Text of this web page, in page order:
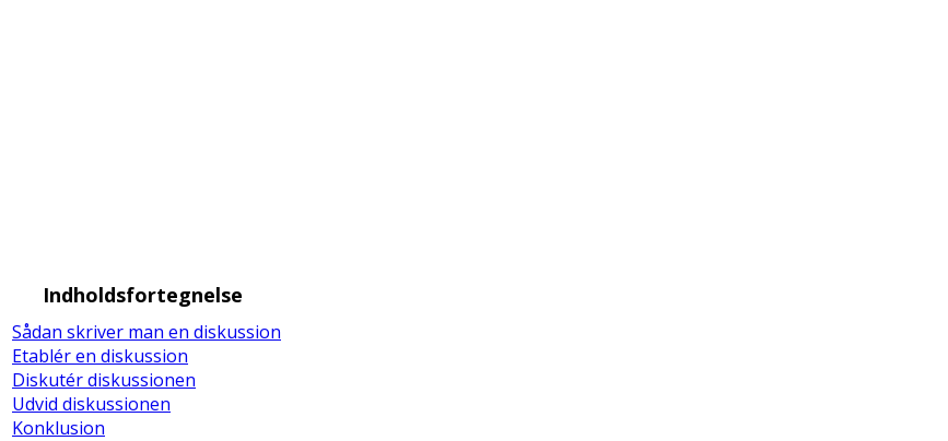
Indholdsfortegnelse
Sådan skriver man en diskussion
Etablér en diskussion
Diskutér diskussionen
Udvid diskussionen
Konklusion